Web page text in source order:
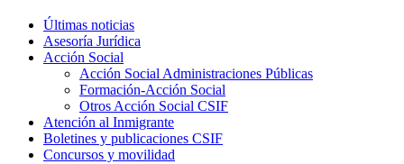
Últimas noticias
Asesoría Jurídica
Acción Social
Acción Social Administraciones Públicas
Formación-Acción Social
Otros Acción Social CSIF
Atención al Inmigrante
Boletines y publicaciones CSIF
Concursos y movilidad